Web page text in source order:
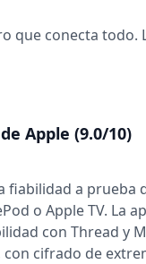
que conecta todo.
Apple (9.0/10)
a prueba
o Apple TV. La
con Thread y
cifrado de